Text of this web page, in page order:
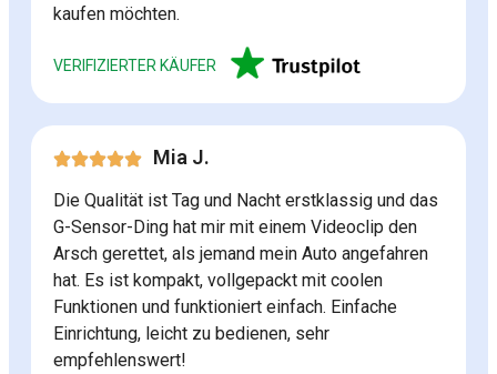
kaufen möchten.
VERIFIZIERTER KÄUFER
Mia J.
Die Qualität ist Tag und Nacht erstklassig und das
G-Sensor-Ding hat mir mit einem Videoclip den
Arsch gerettet, als jemand mein Auto angefahren
hat. Es ist kompakt, vollgepackt mit coolen
Funktionen und funktioniert einfach. Einfache
Einrichtung, leicht zu bedienen, sehr
empfehlenswert!